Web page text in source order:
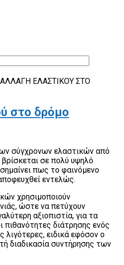
ΑΛΛΑΓΉ ΕΛΑΣΤΙΚΟΎ ΣΤΟ
στο δρόμο
σύγχρονων ελαστικών από
σε πολύ υψηλό
πως το φαινόμενο
εντελώς.
χρησιμοποιούν
ώστε να πετύχουν
αξιοπιστία, για τα
πιθανότητες διάτρησης ενός
λιγότερες, ειδικά εφόσον ο
διαδικασία συντήρησης των